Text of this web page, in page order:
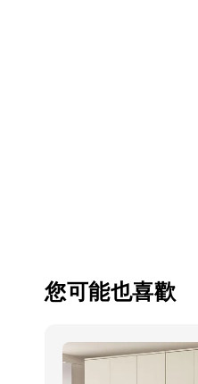
您可能也喜歡